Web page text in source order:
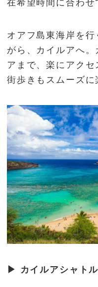
在希望時間に合わせ
オアフ島東海岸を
がら、カイルアへ。
アまで、楽にアク
街歩きもスムーズに
▶︎ カイルアシャト